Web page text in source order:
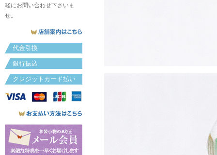
軽にお問い合わせ下さいま
せ。
代金引換
銀行振込
クレジットカード払い